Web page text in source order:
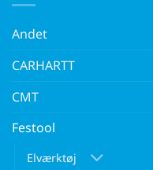
Andet
CARHARTT
CMT
Festool
Elværktøj